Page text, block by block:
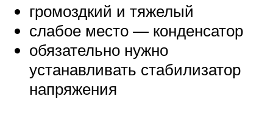
громоздкий и тяжелый
слабое место — конденсатор
обязательно нужно
устанавливать стабилизатор
напряжения